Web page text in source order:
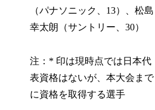
（パナソニック、13）、松島
幸太朗（サントリー、30）
注：* 印は現時点では日本代
表資格はないが、本大会まで
に資格を取得する選手